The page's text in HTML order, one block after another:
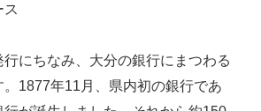
ス
行にちなみ、大分の銀行にまつわる
1877年11月、県内初の銀行であ